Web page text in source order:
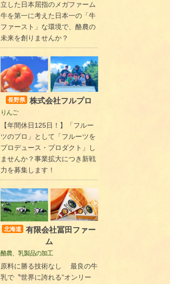
立した日本屈指のメガファーム
牛を第一に考えた日本一の「牛
ファースト」な環境で、酪農の
未来を創りませんか？
長野県 株式会社フルプロ
りんご
【年間休日125日！】「フルー
ツのプロ」として「フルーツを
プロデュース・プロダクト」し
ませんか？事業拡大につき新戦
力を募集します！
北海道
有限会社冨田ファー
ム
酪農、乳製品の加工
原料に勝る技術なし 最良の牛
乳で〝世界に誇れる”オンリー